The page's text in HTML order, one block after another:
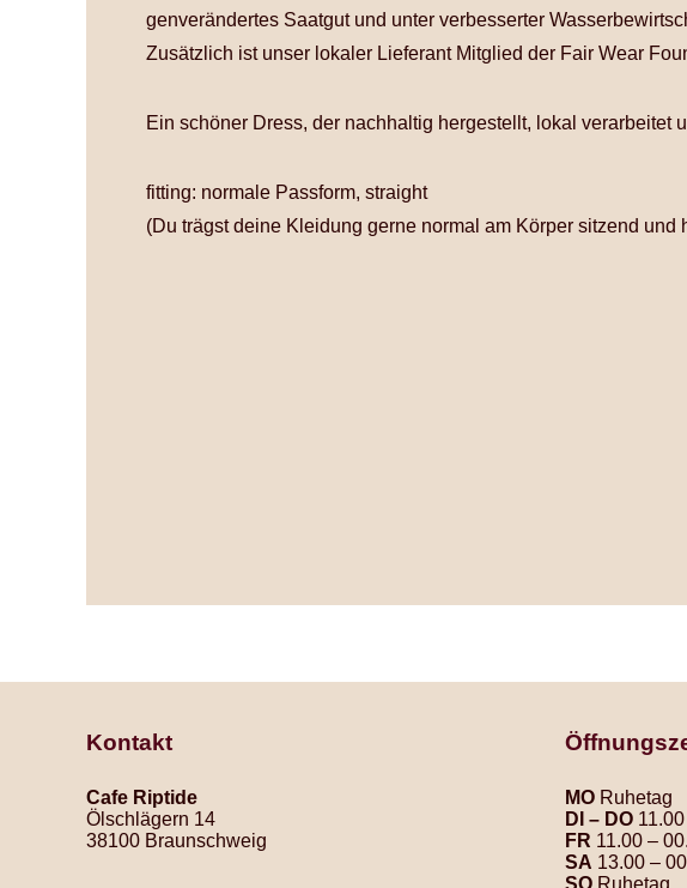
genverändertes Saatgut und unter verbesserter
Zusätzlich ist unser lokaler Lieferant Mitglied der Fair Wear
Ein schöner Dress, der nachhaltig hergestellt, lokal verarbeitet
fitting: normale Passform, straight
(Du trägst deine Kleidung gerne normal am Körper sitzend und
Kontakt
Cafe Riptide
Ölschlägern 14
38100 Braunschweig
MO Ruhetag
DI – DO
FR 11.00 –
SA 13.00 –
SO Ruhetag